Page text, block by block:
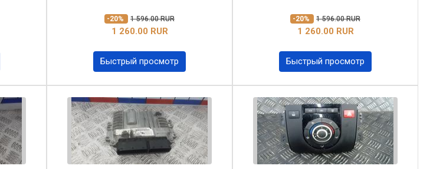
-20% 1 596.00 RUR
1 260.00 RUR
Быстрый просмотр
-20% 1 596.00 RUR
1 260.00 RUR
Быстрый просмотр